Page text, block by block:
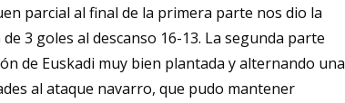
parcial al final de la primera parte nos dio la
3 goles al descanso 16-13. La segunda parte
de Euskadi muy bien plantada y alternando una
al ataque navarro, que pudo mantener